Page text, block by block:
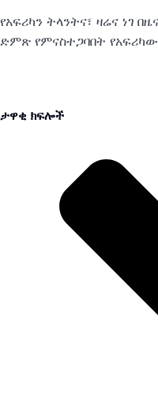
የአፍሪካን ትላንትና፣ ዛሬና ነገ
ድምጽ የምናስተጋባበት
ታዋቂ ክፍሎች